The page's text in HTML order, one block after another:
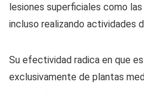
lesiones superficiales como
incluso realizando actividades
Su efectividad radica en que
exclusivamente de plantas